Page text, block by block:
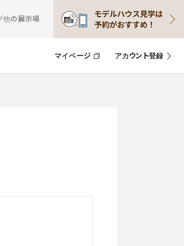
他の展示場
マイページ アカウント登録